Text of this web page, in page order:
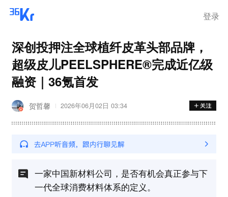
登录
深创投押注全球植纤皮革头部品牌，
超级皮儿PEELSPHERE®完成近亿级
融资｜36氪首发
贺哲馨 2026年06月02日 03:34
一家中国新材料公司，是否有机会真正参与下
一代全球消费材料体系的定义。